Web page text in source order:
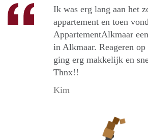
Ik was erg lang aan het
appartement en toen
AppartementAlkmaar
in Alkmaar. Reageren op
ging erg makkelijk en
Thnx!!
Kim